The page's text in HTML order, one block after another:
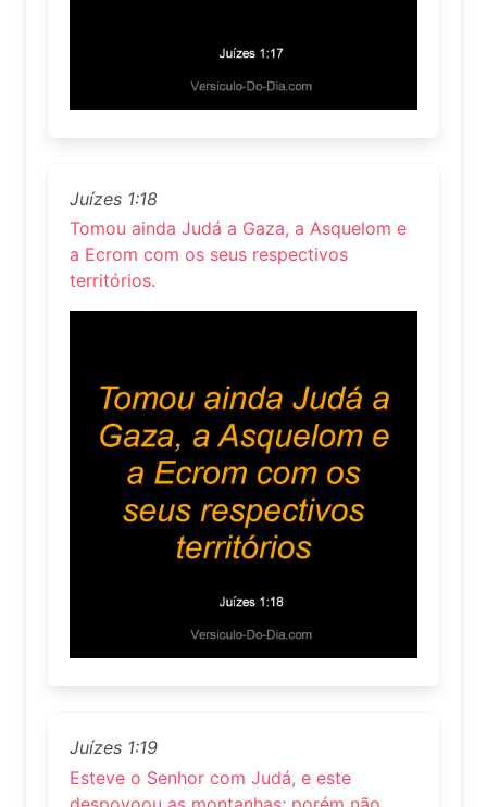
Juízes 1:18
Tomou ainda Judá a Gaza, a Asquelom e
a Ecrom com os seus respectivos
territórios.
Juízes 1:19
Esteve o Senhor com Judá, e este